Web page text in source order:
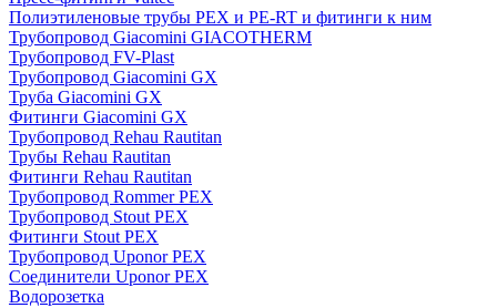
Полиэтиленовые трубы PEX и PE-RT и фитинги к ним
Трубопровод Giacomini GIACOTHERM
Трубопровод FV-Plast
Трубопровод Giacomini GX
Труба Giacomini GX
Фитинги Giacomini GX
Трубопровод Rehau Rautitan
Трубы Rehau Rautitan
Фитинги Rehau Rautitan
Трубопровод Rommer PEX
Трубопровод Stout PEX
Фитинги Stout PEX
Трубопровод Uponor PEX
Соединители Uponor PEX
Водорозетка